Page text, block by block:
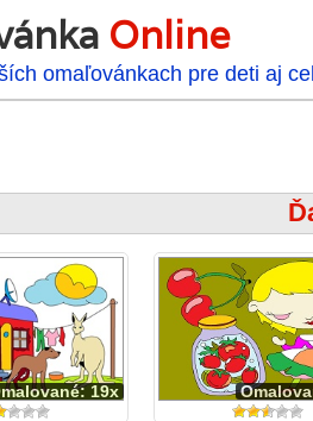
Online
omaľovánkach pre deti aj
19x